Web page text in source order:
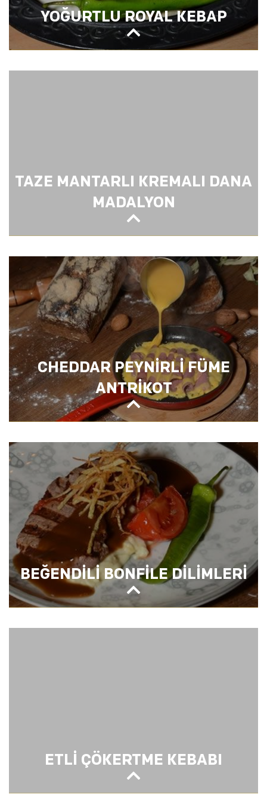
YOĞURTLU ROYAL KEBAP
TAZE MANTARLI KREMALI DANA
MADALYON
MADALYON
CHEDDAR PEYNİRLİ FÜME
ANTRİKOT
BEĞENDİLİ BONFİLE DİLİMLERİ
ETLİ ÇÖKERTME KEBABI